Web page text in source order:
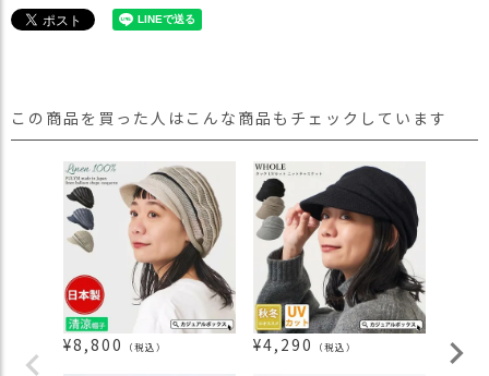
この商品を買った人はこんな商品もチェックしています
¥8,800 （税込） ¥4,290 （税込） ¥